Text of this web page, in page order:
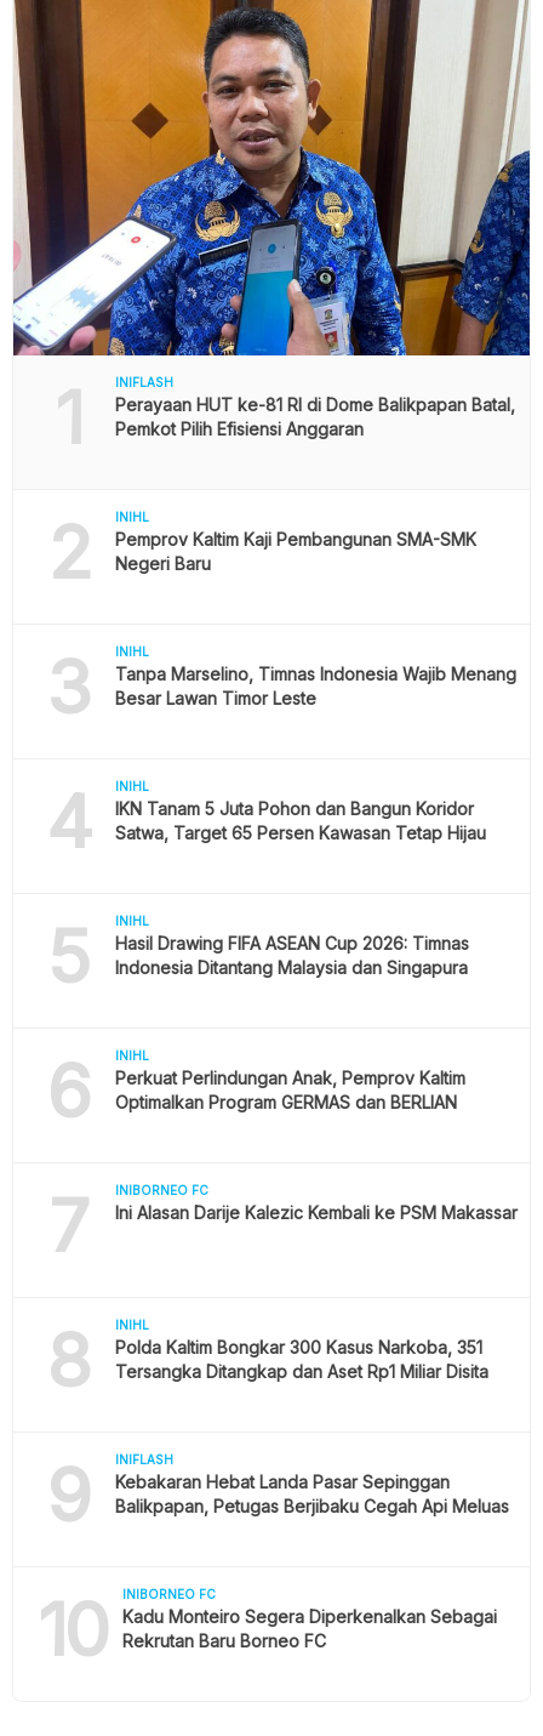
1 INIFLASH
Perayaan HUT ke-81 RI di Dome Balikpapan Batal,
Pemkot Pilih Efisiensi Anggaran
2 INIHL
Pemprov Kaltim Kaji Pembangunan SMA-SMK
Negeri Baru
3 INIHL
Tanpa Marselino, Timnas Indonesia Wajib Menang
Besar Lawan Timor Leste
4 INIHL
IKN Tanam 5 Juta Pohon dan Bangun Koridor
Satwa, Target 65 Persen Kawasan Tetap Hijau
5 INIHL
Hasil Drawing FIFA ASEAN Cup 2026: Timnas
Indonesia Ditantang Malaysia dan Singapura
6 INIHL
Perkuat Perlindungan Anak, Pemprov Kaltim
Optimalkan Program GERMAS dan BERLIAN
7 INIBORNEO FC
Ini Alasan Darije Kalezic Kembali ke PSM Makassar
8 INIHL
Polda Kaltim Bongkar 300 Kasus Narkoba, 351
Tersangka Ditangkap dan Aset Rp1 Miliar Disita
9 INIFLASH
Kebakaran Hebat Landa Pasar Sepinggan
Balikpapan, Petugas Berjibaku Cegah Api Meluas
10 INIBORNEO FC
Kadu Monteiro Segera Diperkenalkan Sebagai
Rekrutan Baru Borneo FC